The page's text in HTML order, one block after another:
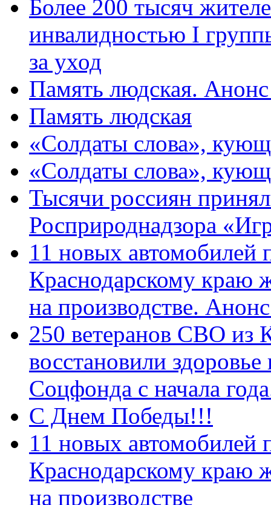
Более 200 тысяч
инвалидностью I
за уход
Память людская.
Память людская
«Солдаты слова»,
«Солдаты слова»,
Тысячи россиян
Росприроднадзора
11 новых автомобилей
Краснодарскому краю
на производстве.
250 ветеранов СВО из
восстановили
Соцфонда с начала
С Днем Победы!!!
11 новых автомобилей
Краснодарскому краю
на производстве